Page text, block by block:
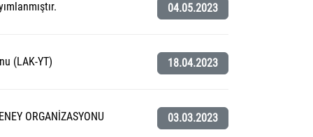
04.05.2023
(LAK-YT) 18.04.2023
ORGANİZASYONU 03.03.2023